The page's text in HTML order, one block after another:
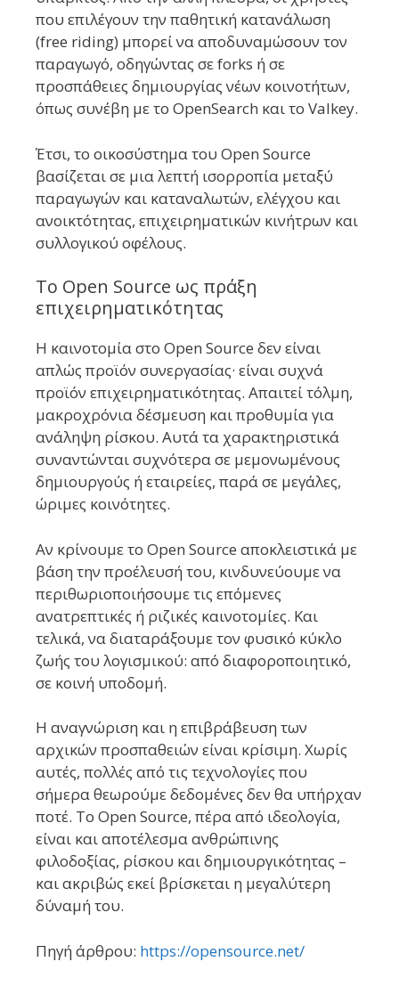
που επιλέγουν την παθητική κατανάλωση
(free riding) μπορεί να αποδυναμώσουν τον
παραγωγό, οδηγώντας σε forks ή σε
προσπάθειες δημιουργίας νέων κοινοτήτων,
όπως συνέβη με το OpenSearch και το Valkey.
Έτσι, το οικοσύστημα του Open Source
βασίζεται σε μια λεπτή ισορροπία μεταξύ
παραγωγών και καταναλωτών, ελέγχου και
ανοικτότητας, επιχειρηματικών κινήτρων και
συλλογικού οφέλους.
Το Open Source ως πράξη
επιχειρηματικότητας
Η καινοτομία στο Open Source δεν είναι
απλώς προϊόν συνεργασίας· είναι συχνά
προϊόν επιχειρηματικότητας. Απαιτεί τόλμη,
μακροχρόνια δέσμευση και προθυμία για
ανάληψη ρίσκου. Αυτά τα χαρακτηριστικά
συναντώνται συχνότερα σε μεμονωμένους
δημιουργούς ή εταιρείες, παρά σε μεγάλες,
ώριμες κοινότητες.
Αν κρίνουμε το Open Source αποκλειστικά με
βάση την προέλευσή του, κινδυνεύουμε να
περιθωριοποιήσουμε τις επόμενες
ανατρεπτικές ή ριζικές καινοτομίες. Και
τελικά, να διαταράξουμε τον φυσικό κύκλο
ζωής του λογισμικού: από διαφοροποιητικό,
σε κοινή υποδομή.
Η αναγνώριση και η επιβράβευση των
αρχικών προσπαθειών είναι κρίσιμη. Χωρίς
αυτές, πολλές από τις τεχνολογίες που
σήμερα θεωρούμε δεδομένες δεν θα υπήρχαν
ποτέ. Το Open Source, πέρα από ιδεολογία,
είναι και αποτέλεσμα ανθρώπινης
φιλοδοξίας, ρίσκου και δημιουργικότητας –
και ακριβώς εκεί βρίσκεται η μεγαλύτερη
δύναμή του.
Πηγή άρθρου: https://opensource.net/